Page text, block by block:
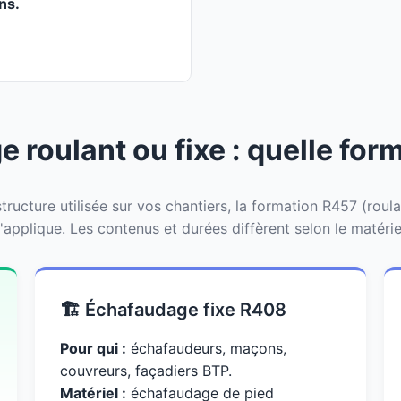
roulant ou fixe : quelle
utilisée sur vos chantiers, la formation R457
Les contenus et durées diffèrent selon le
🏗️ Échafaudage fixe R408
Pour qui : échafaudeurs, maçons,
couvreurs, façadiers BTP.
Matériel : échafaudage de pied